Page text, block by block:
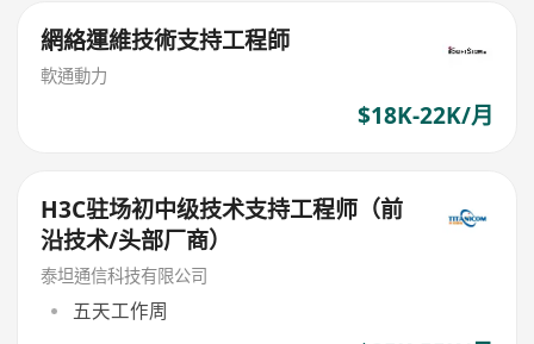
網絡運維技術支持工程師
軟通動力
$18K-22K/月
H3C驻场初中级技术支持工程师（前
沿技术/头部厂商）
泰坦通信科技有限公司
五天工作周